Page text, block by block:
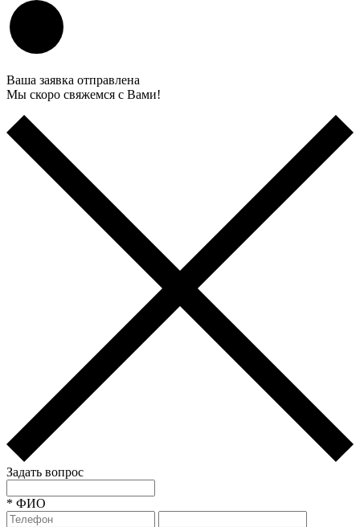
Ваша заявка отправлена
Мы скоро свяжемся с Вами!
Задать вопрос
* ФИО